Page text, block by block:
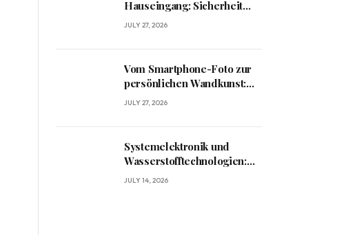
Hauseingang: Sicherheit
und Datenschutz richtig
JULY 27, 2026
Vom Smartphone-Foto zur
persönlichen Wandkunst:
Kreative Ideen für
JULY 27, 2026
Systemelektronik und
Wasserstofftechnologien:
Wie BRIGHT die Mobilität
JULY 14, 2026